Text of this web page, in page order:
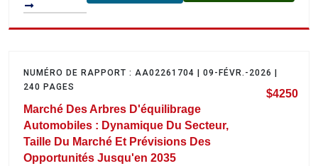
NUMÉRO DE RAPPORT : AA02261704 | 09-FÉVR.-2026 |
240 PAGES
Marché Des Arbres D'équilibrage
Automobiles : Dynamique Du Secteur,
Taille Du Marché Et Prévisions Des
Opportunités Jusqu'en 2035
$4250